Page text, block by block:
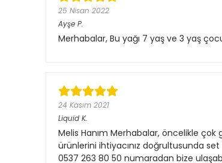
25 Nisan 2022
Ayşe P.
Merhabalar, Bu yağı 7 yaş ve 3 yaş
24 Kasım 2021
Liquid K.
Melis Hanım Merhabalar, öncelikle
ürünlerini ihtiyacınız doğrultusunda
0537 263 80 50 numaradan bize